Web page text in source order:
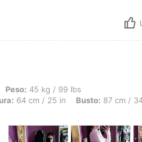
lbs, Forma del cuerpo: Reloj de
Peso: 45 kg / 99 lbs
64 cm / 25 in Busto: 87 cm /